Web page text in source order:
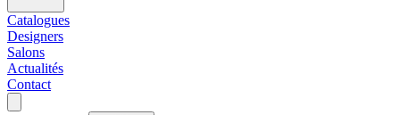
Catalogues
Designers
Salons
Actualités
Contact